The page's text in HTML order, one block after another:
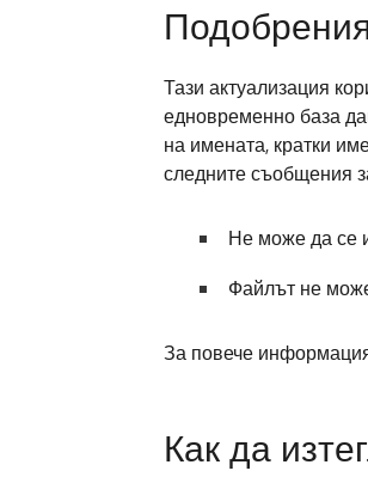
Тази актуализация
едновременно база
на имената, кратки
следните съобщения
Не може да се
Файлът не
За повече
Как да